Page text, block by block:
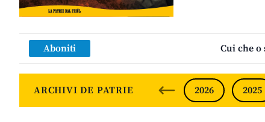
Aboniti Cui che o
ARCHIVI DE PATRIE 2026 2025